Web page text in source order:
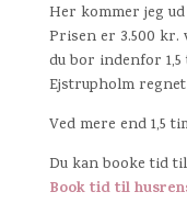
Her kommer jeg
Prisen er 3.500
du bor indenfor
Ejstrupholm
Ved mere end 1,5
Du kan booke tid
Book tid til